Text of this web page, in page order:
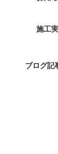
施工
ブログ記